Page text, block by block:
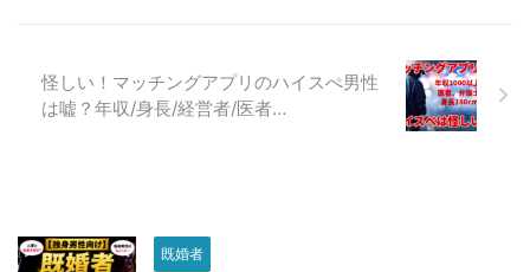
怪しい！マッチングアプリのハイスぺ男性
は嘘？年収/身長/経営者/医者…
既婚者